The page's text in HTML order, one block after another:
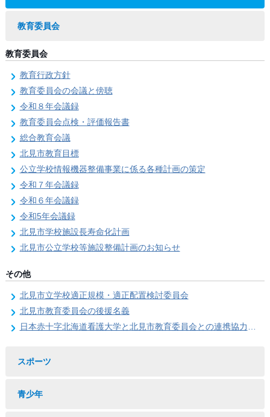
教育委員会
教育委員会
教育行政方針
教育委員会の会議と傍聴
令和８年会議録
教育委員会点検・評価報告書
総合教育会議
北見市教育目標
公立学校情報機器整備事業に係る各種計画の策定
令和７年会議録
令和６年会議録
令和5年会議録
北見市学校施設長寿命化計画
北見市公立学校等施設整備計画のお知らせ
その他
北見市立学校適正規模・適正配置検討委員会
北見市教育委員会の後援名義
日本赤十字北海道看護大学と北見市教育委員会との連携協力に関する協定の締結
スポーツ
青少年